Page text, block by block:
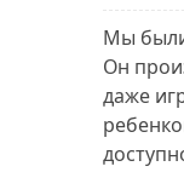
Мы
Он
даже